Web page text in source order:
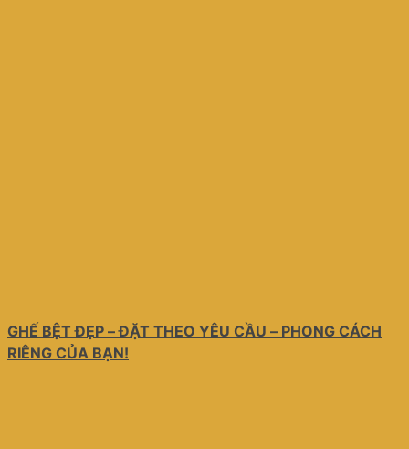
GHẾ BỆT ĐẸP – ĐẶT THEO YÊU CẦU – PHONG CÁCH
RIÊNG CỦA BẠN!